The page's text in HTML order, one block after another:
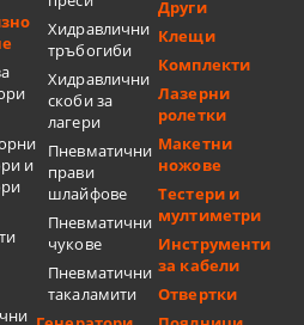
и
Хидравлични
тръбогиби
Хидравлични
скоби за
лагери
Пневматични
прави
шлайфове
Пневматични
чукове
Пневматични
такаламити
Други
Клещи
Комплекти
Лазерни
ролетки
Макетни
ножове
Тестери и
мултиметри
Инструменти
за кабели
Отвертки